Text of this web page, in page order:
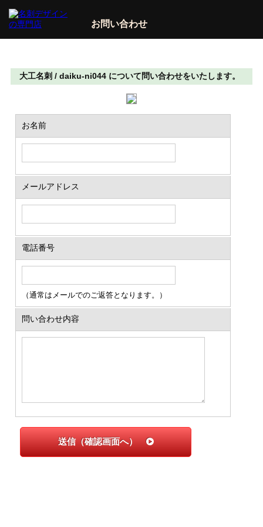
お問い合わせ
大工名刺 / daiku-ni044 について問い合わせをいたします。
お名前
メールアドレス
電話番号
（通常はメールでのご返答となります。）
問い合わせ内容
送信（確認画面へ）